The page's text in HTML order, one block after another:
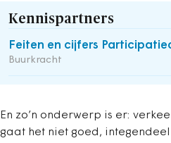
Kennispartners
Feiten en cijfers
Buurkracht
En zo’n onderwerp is er:
gaat het niet goed,